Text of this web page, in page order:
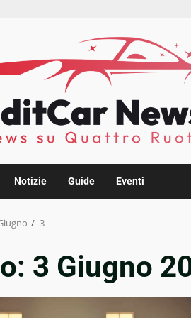
Notizie Guide Eventi
3
3 Giugno